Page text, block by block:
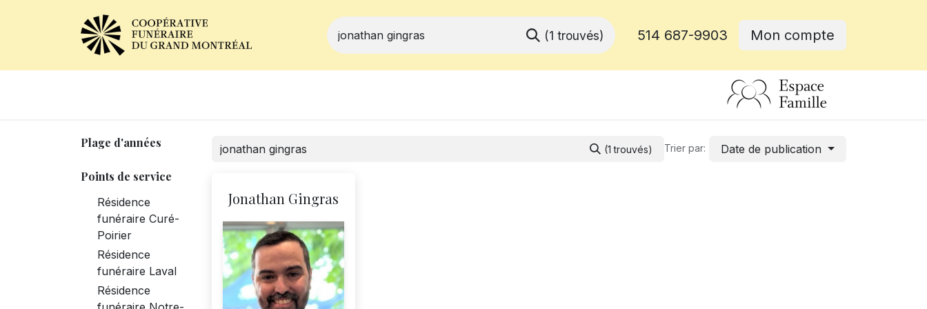
(1 trouvés) 514 687-9903 Mon compte
Plage d'années
Points de service
Résidence
funéraire Curé-
Poirier
Résidence
funéraire Laval
Résidence
(1 trouvés) Trier par: Date de publication
Jonathan Gingras